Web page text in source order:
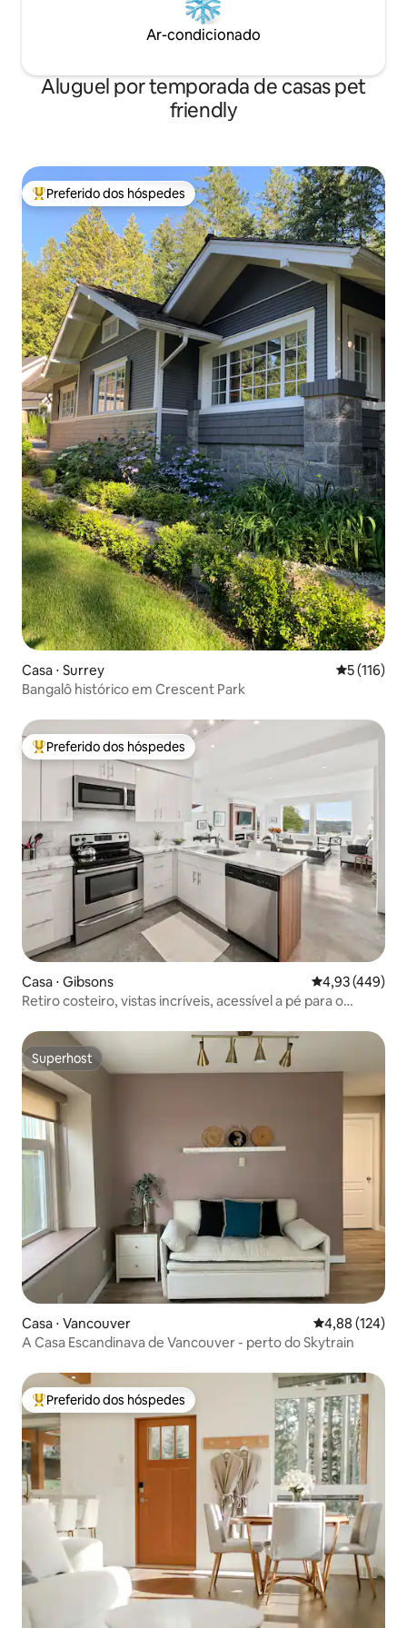
Ar-condicionado
Aluguel por temporada de casas pet
friendly
Entre os melhores preferidos dos hóspedes
Preferido dos hóspedes
Casa ⋅ Surrey 5 de uma
5 (116)
Bangalô histórico em Crescent Park
Entre os melhores preferidos dos hóspedes
Preferido dos hóspedes
Casa ⋅ Gibsons 4,93 de uma
4,93 (449)
Retiro costeiro, vistas incríveis, acessível a pé para o
Superhost
Superhost
Casa ⋅ Vancouver 4,88 de uma
4,88 (124)
A Casa Escandinava de Vancouver - perto do Skytrain
Entre os melhores preferidos dos hóspedes
Preferido dos hóspedes